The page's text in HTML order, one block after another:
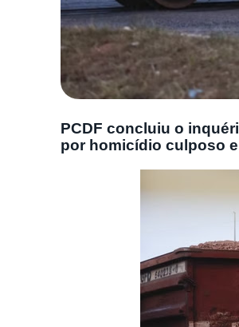
PCDF concluiu o
por homicídio culposo